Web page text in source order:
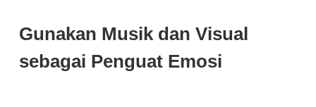
Gunakan Musik dan Visual
sebagai Penguat Emosi